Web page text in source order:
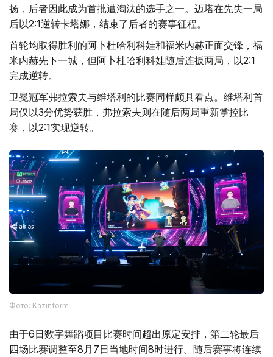
扬，后者因此成为首批遭淘汰的选手之一。迈塔在先失一局
后以2:1逆转卡塔娜，结束了后者的赛事征程。
首轮均取得胜利的阿卜杜哈利科娃和福米内赫正面交锋，福
米内赫先下一城，但阿卜杜哈利科娃随后连扳两局，以2:1
完成逆转。
卫冕冠军弗拉索夫与维塔利的比赛同样颇具看点。维塔利首
局仅以3分优势获胜，弗拉索夫则在随后两局重新掌控比
赛，以2:1实现逆转。
Фото: Kazinform
由于6日数字舞蹈项目比赛时间超出原定安排，第二轮最后
四场比赛调整至8月7日当地时间8时进行。随后赛事将连续